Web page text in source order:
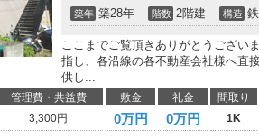
築年 築28年 階数 2階建 構造
ここまでご覧頂きありがとうござい
指し、各沿線の各不動産会社様へ直
供し...
管理費・共益費 敷金 礼金 間取り
3,300円 0万円 0万円 1K